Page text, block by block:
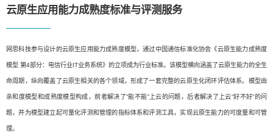
云原生应用能力成熟度标准与评测服务
网思科技参与设计的云原生应用能力成熟度模型，通过中国通信标准化协会《云原生能力成熟度
模型 第4部分：电信行业IT业务系统》的立项成为行业标准。该模型横向涵盖了云原生能力的全生
命周期，纵向覆盖了云原生相关的各个领域，形成了一套完整的云原生化闭环评估体系。模型由
亲和度模型和成熟度模型构成，前者解决了“能不能”上云的问题，后者解决了上云“好不好”的问
题，并为模型建立起可量化评测和管理的指标体系和评测工具，实现云原生能力的可度量和可管
理。